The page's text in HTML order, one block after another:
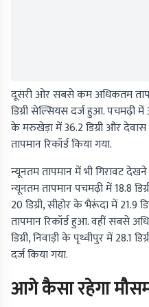
दूसरी ओर सबसे कम अधिकतम
डिग्री सेल्सियस दर्ज हुआ. पचमढ़ी में
के मरुखेड़ा में 36.2 डिग्री और
तापमान रिकॉर्ड किया गया.
न्यूनतम तापमान में भी गिरावट
न्यूनतम तापमान पचमढ़ी में 18.8
20 डिग्री, सीहोर के भैरूंदा में 21.9
तापमान रिकॉर्ड हुआ. वहीं सबसे
डिग्री, निवाड़ी के पृथ्वीपुर में 28.1
दर्ज किया गया.
आगे कैसा रहेगा